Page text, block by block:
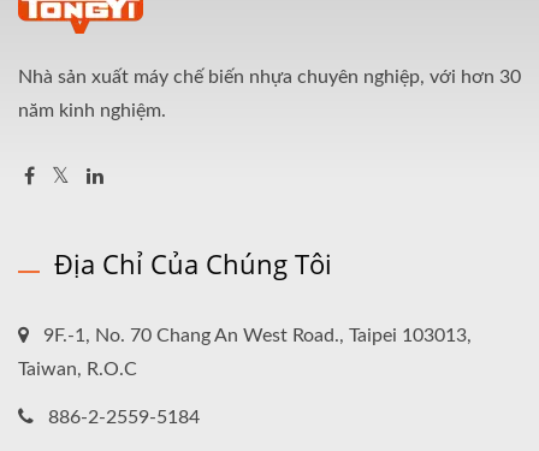
Nhà sản xuất máy chế biến nhựa chuyên nghiệp, với hơn 30
năm kinh nghiệm.
Địa Chỉ Của Chúng Tôi
9F.-1, No. 70 Chang An West Road., Taipei 103013,
Taiwan, R.O.C
886-2-2559-5184